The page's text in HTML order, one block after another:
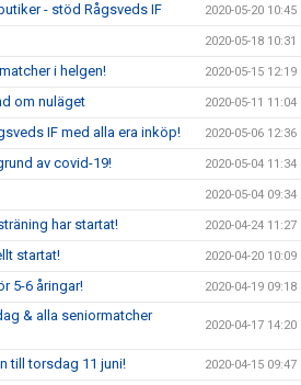
- stöd Rågsveds IF 2020-05-20 10:45
2020-05-18 10:31
i helgen! 2020-05-15 12:19
om nuläget 2020-05-11 11:04
IF med alla era inköp! 2020-05-06 12:36
av covid-19! 2020-05-04 11:34
2020-05-04 09:34
har startat! 2020-04-24 11:27
startat! 2020-04-20 10:09
5-6 åringar! 2020-04-19 09:18
& alla seniormatcher
2020-04-17 14:20
till torsdag 11 juni! 2020-04-15 09:47